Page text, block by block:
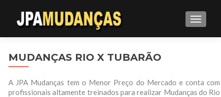
MUDANÇAS RIO X TUBARÃO
A JPA Mudanças tem o Menor Preço do Mercado e conta com
profissionais altamente treinados para realizar Mudanças do Rio